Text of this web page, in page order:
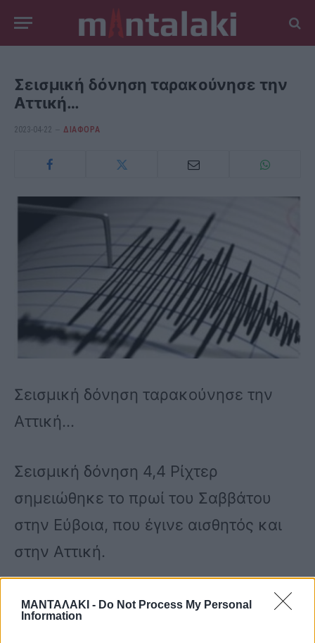
ΜΑΝΤΑΛΑΚΙ - Do Not Process My Personal
Information
Σεισμική δόνηση ταρακούνησε την
Αττική…
2023-04-22 ΔΙΆΦΟΡΑ
Σεισμική δόνηση ταρακούνησε την
Αττική…
Σεισμική δόνηση 4,4 Ρίχτερ
σημειώθηκε το πρωί του Σαββάτου
στην Εύβοια, που έγινε αισθητός και
στην Αττική.